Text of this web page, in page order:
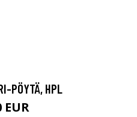
PÖYTÄ, HPL
EUR